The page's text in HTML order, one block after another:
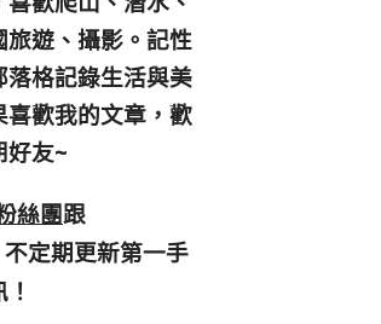
遊、攝影。 記性
落格記錄生活與美
喜歡我的文章，歡
好友~
絲團跟
不定期更新第一手